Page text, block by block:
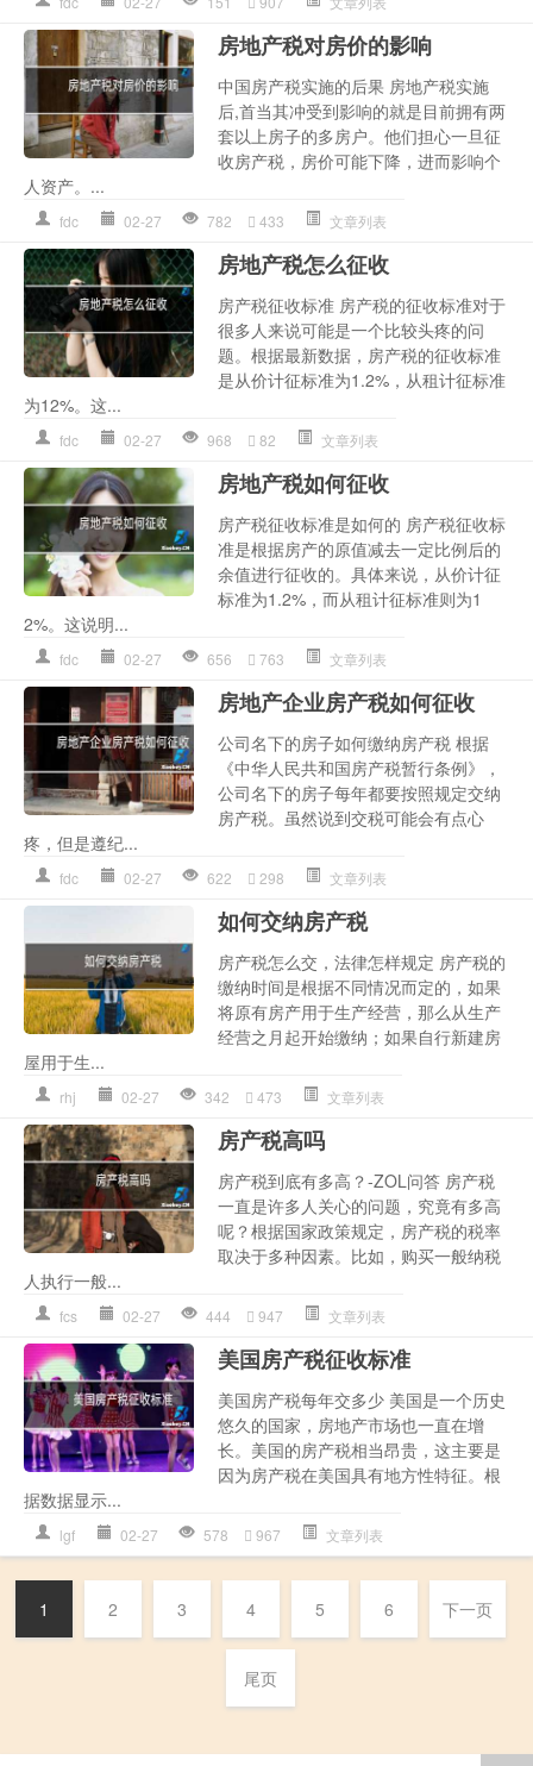
房地产税对房价的影响
中国房产税实施的后果 房地产税实施
后,首当其冲受到影响的就是目前拥有两
套以上房子的多房户。他们担心一旦征
收房产税，房价可能下降，进而影响个
人资产。...
fdc 02-27 782 433 文章列表
房地产税怎么征收
房产税征收标准 房产税的征收标准对于
很多人来说可能是一个比较头疼的问
题。根据最新数据，房产税的征收标准
是从价计征标准为1.2%，从租计征标准
为12%。这...
fdc 02-27 968 82 文章列表
房地产税如何征收
房产税征收标准是如何的 房产税征收标
准是根据房产的原值减去一定比例后的
余值进行征收的。具体来说，从价计征
标准为1.2%，而从租计征标准则为1
2%。这说明...
fdc 02-27 656 763 文章列表
房地产企业房产税如何征收
公司名下的房子如何缴纳房产税 根据
《中华人民共和国房产税暂行条例》，
公司名下的房子每年都要按照规定交纳
房产税。虽然说到交税可能会有点心
疼，但是遵纪...
fdc 02-27 622 298 文章列表
如何交纳房产税
房产税怎么交，法律怎样规定 房产税的
缴纳时间是根据不同情况而定的，如果
将原有房产用于生产经营，那么从生产
经营之月起开始缴纳；如果自行新建房
屋用于生...
rhj 02-27 342 473 文章列表
房产税高吗
房产税到底有多高？-ZOL问答 房产税
一直是许多人关心的问题，究竟有多高
呢？根据国家政策规定，房产税的税率
取决于多种因素。比如，购买一般纳税
人执行一般...
fcs 02-27 444 947 文章列表
美国房产税征收标准
美国房产税每年交多少 美国是一个历史
悠久的国家，房地产市场也一直在增
长。美国的房产税相当昂贵，这主要是
因为房产税在美国具有地方性特征。根
据数据显示...
lgf 02-27 578 967 文章列表
1 2 3 4 5 6 下一页
尾页